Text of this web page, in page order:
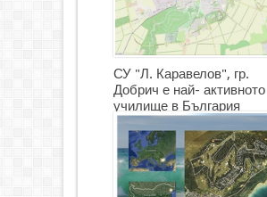
СУ "Л. Каравелов", гр.
Добрич е най- активното
училище в България